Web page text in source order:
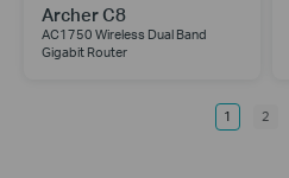
Archer C8
AC1750 Wireless Dual Band
Gigabit Router
1 2